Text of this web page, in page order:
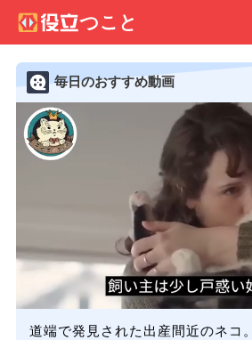
毎日のおすすめ動画
道端で発見された出産間近のネコ